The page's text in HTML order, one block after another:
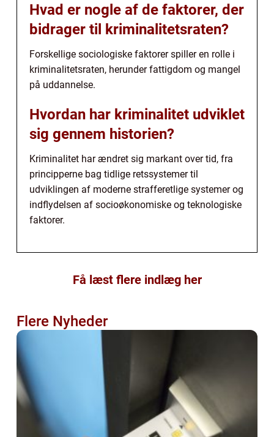
Hvad er nogle af de faktorer, der
bidrager til kriminalitetsraten?
Forskellige sociologiske faktorer spiller en rolle i
kriminalitetsraten, herunder fattigdom og mangel
på uddannelse.
Hvordan har kriminalitet udviklet
sig gennem historien?
Kriminalitet har ændret sig markant over tid, fra
principperne bag tidlige retssystemer til
udviklingen af moderne strafferetlige systemer og
indflydelsen af socioøkonomiske og teknologiske
faktorer.
Få læst flere indlæg her
Flere Nyheder